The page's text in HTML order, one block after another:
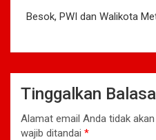
Besok, PWI dan Walikota
Tinggalkan
Alamat email Anda tidak
wajib ditandai *